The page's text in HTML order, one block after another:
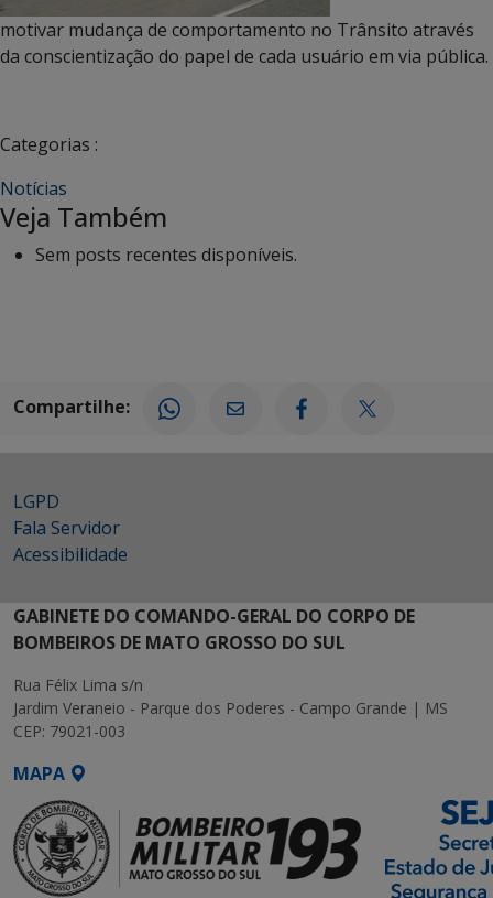
motivar mudança de comportamento no Trânsito através
da conscientização do papel de cada usuário em via pública.
Categorias :
Notícias
Veja Também
Sem posts recentes disponíveis.
Compartilhe:
LGPD
Fala Servidor
Acessibilidade
GABINETE DO COMANDO-GERAL DO CORPO DE
BOMBEIROS DE MATO GROSSO DO SUL
Rua Félix Lima s/n
Jardim Veraneio - Parque dos Poderes - Campo Grande | MS
CEP: 79021-003
MAPA